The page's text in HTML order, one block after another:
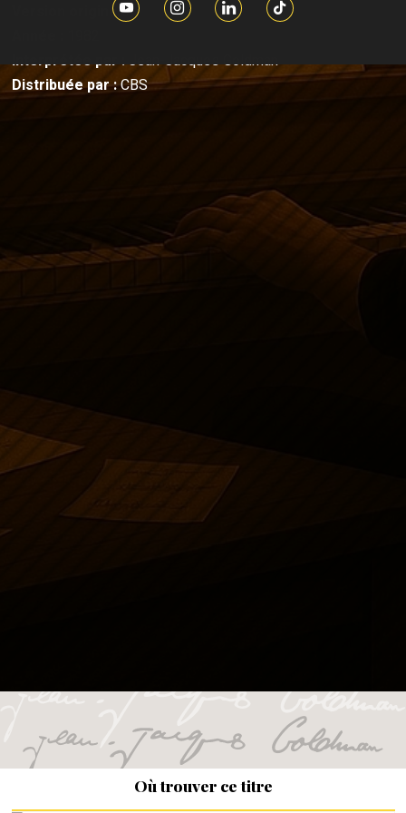
Version originale
Interprétée par :Jean-Jacques Goldman
Distribuée par :CBS
Où trouver ce titre